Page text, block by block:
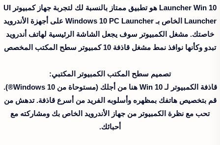
Launcher Win 10 هو تطبيق ممتاز بالنسبة لك لتجربة جهاز كمبيوتر UI
Launcher الخاص بـ Windows 10 PC Launcher على أجهزة الأندرويد
خاصتك. مشغل الكمبيوتر سوف يجعل الشاشة الرئيسية لهاتف أندرويد
تبدو وكأنها نوافذ نمط مشغل قاذفة 10 كمبيوتر سطح المكتب المخصص
تصميم سطح المكتب الكمبيوتر المكتبي:
قاذفة الكمبيوتر لـ Win 10 هنا من أجلك (مستوحاة من Windows 10®).
قم بتخصيص هاتفك بمظهره وأسلوبه الفريد من أسرع قاذفة. تدهش من
تحب مع نظرة الكمبيوتر من جهاز الأندرويد الخاص بك ومشاركته مع
أحبائك.